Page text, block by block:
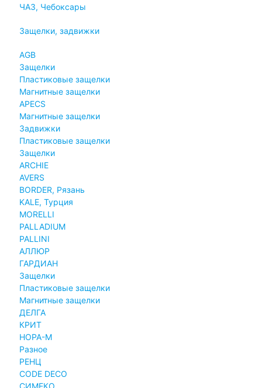
ЧАЗ, Чебоксары
Защелки, задвижки
AGB
Защелки
Пластиковые защелки
Магнитные защелки
APECS
Магнитные защелки
Задвижки
Пластиковые защелки
Защелки
ARCHIE
AVERS
BORDER, Рязань
KALE, Турция
MORELLI
PALLADIUM
PALLINI
АЛЛЮР
ГАРДИАН
Защелки
Пластиковые защелки
Магнитные защелки
ДЕЛГА
КРИТ
НОРА-М
Разное
РЕНЦ
СODE DECO
СИМЕКО